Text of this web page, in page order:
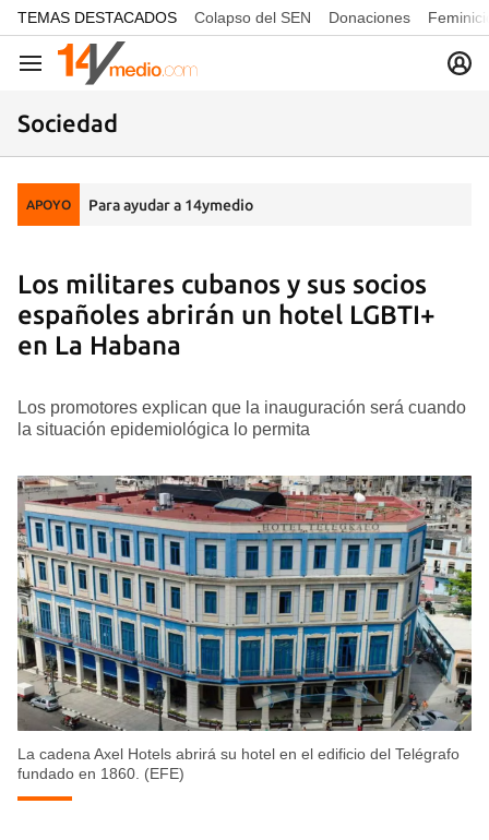
common.go-to-content
TEMAS DESTACADOS Colapso del SEN Donaciones
Navegación
Sociedad
APOYO Para ayudar a 14ymedio
Los militares cubanos y sus socios
españoles abrirán un hotel LGBTI+
en La Habana
Los promotores explican que la inauguración será cuando
la situación epidemiológica lo permita
La cadena Axel Hotels abrirá su hotel en el edificio del Telégrafo
fundado en 1860. (EFE)